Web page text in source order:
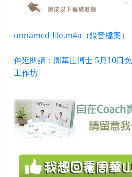
unnamed-file.m4a（錄音檔案）
伸延閱讀：周華山博士 5月10日
工作坊